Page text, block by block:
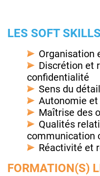
LES SOFT
Organisation
Discrétion et
confidentialité
Sens du
Autonomie
Maîtrise des
Qualités
communication
Réactivité et
FORMATION(S)